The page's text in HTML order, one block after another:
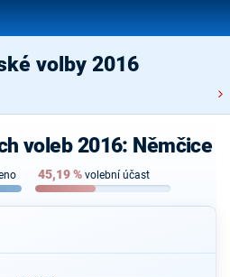
volby 2016
voleb 2016: Němčice
45,19% volební účast